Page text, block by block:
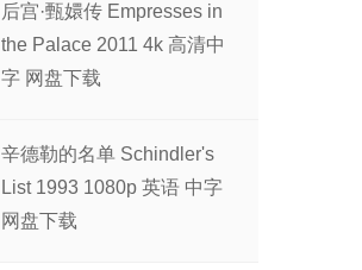
后宫·甄嬛传 Empresses in
the Palace 2011 4k 高清中
字 网盘下载
辛德勒的名单 Schindler's
List 1993 1080p 英语 中字
网盘下载